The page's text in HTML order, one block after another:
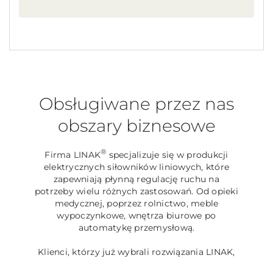
Obsługiwane przez nas
obszary biznesowe
Firma LINAK® specjalizuje się w produkcji
elektrycznych siłowników liniowych, które
zapewniają płynną regulację ruchu na
potrzeby wielu różnych zastosowań. Od opieki
medycznej, poprzez rolnictwo, meble
wypoczynkowe, wnętrza biurowe po
automatykę przemysłową.
Klienci, którzy już wybrali rozwiązania LINAK,